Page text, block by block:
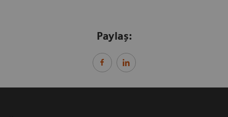
Paylaş: